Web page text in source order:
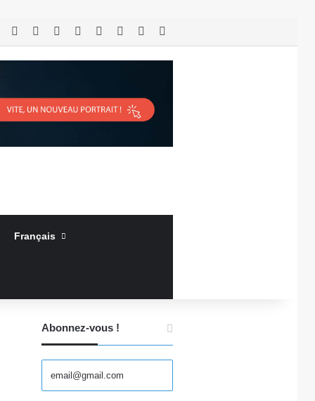
RSS Facebook LinkedinYouTubeConnexionArticle Aléatoire
Français
Abonnez-vous !